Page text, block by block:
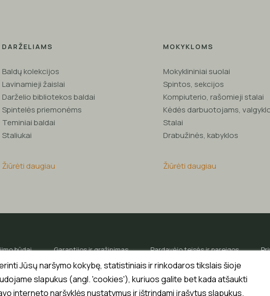
DARŽELIAMS
Baldų kolekcijos
Lavinamieji žaislai
Darželio bibliotekos baldai
Spintelės priemonėms
Teminiai baldai
Staliukai
Žiūrėti daugiau
MOKYKLOMS
Mokyklininiai suolai
Spintos, sekcijos
Kompiuterio, rašomieji stalai
Kėdės darbuotojams,
Stalai
Drabužinės, kabyklos
Žiūrėti daugiau
Jūsų naršymo kokybę, statistiniais ir rinkodaros tikslais šioje
slapukus (angl. 'cookies'), kuriuos galite bet kada atšaukti
interneto naršyklės nustatymus ir ištrindami įrašytus slapukus.
būdai Garantijos ir grąžinimas Pardavėjo teisės ir pareigos
Partneriams ir tiekėjams Paslaugos
© 2026 Medrika. Visos teisės saugomos